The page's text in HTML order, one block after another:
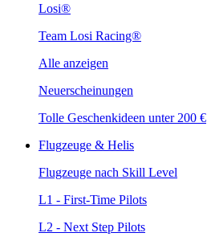
Losi®
Team Losi Racing®
Alle anzeigen
Neuerscheinungen
Tolle Geschenkideen unter 200 €
Flugzeuge & Helis
Flugzeuge nach Skill Level
L1 - First-Time Pilots
L2 - Next Step Pilots